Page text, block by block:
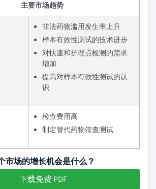
主要市场趋势
非法药物滥用发生率上升
样本有效性测试的技术进步
对快速和护理点检测的需求
增加
提高对样本有效性测试的认
识
检查费用高
制定替代药物筛查测试
市场的增长机会是什么？
下载免费 PDF